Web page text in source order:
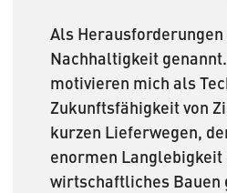
Als
Nachhaltigkeit
motivieren mich als
Zukunftsfähigkeit von
kurzen Lieferwegen,
enormen
wirtschaftliches Bauen